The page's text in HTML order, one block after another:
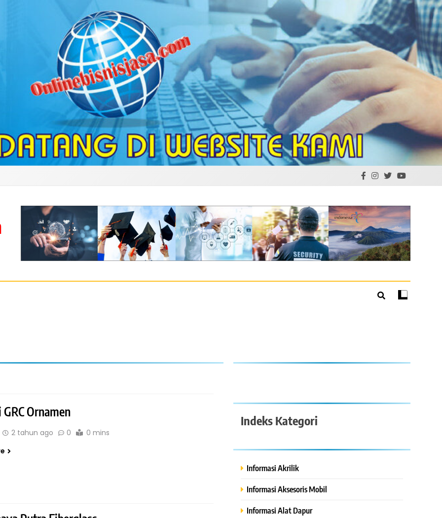
Ornamen
2 tahun ago 0
0 mins
Indeks Kategori
Informasi Akrilik
Informasi Aksesoris Mobil
Informasi Alat Dapur